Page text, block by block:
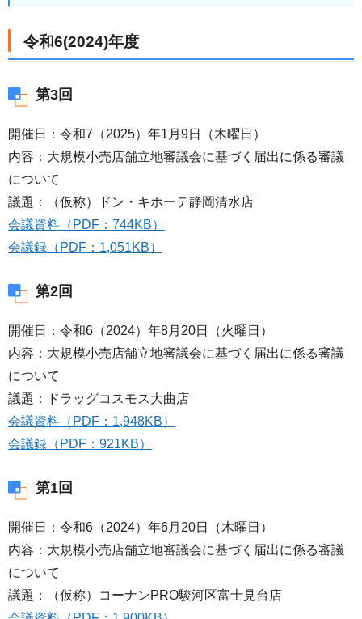
令和6(2024)年度
第3回
開催日：令和7（2025）年1月9日（木曜日）
内容：大規模小売店舗立地審議会に基づく届出に係る審議
について
議題：（仮称）ドン・キホーテ静岡清水店
会議資料（PDF：744KB）
会議録（PDF：1,051KB）
第2回
開催日：令和6（2024）年8月20日（火曜日）
内容：大規模小売店舗立地審議会に基づく届出に係る審議
について
議題：ドラッグコスモス大曲店
会議資料（PDF：1,948KB）
会議録（PDF：921KB）
第1回
開催日：令和6（2024）年6月20日（木曜日）
内容：大規模小売店舗立地審議会に基づく届出に係る審議
について
議題：（仮称）コーナンPRO駿河区富士見台店